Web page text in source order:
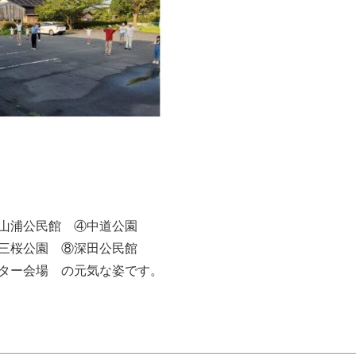
公民館 ④中道公園
桜公園 ⑧深田公民館
会場 の元気な姿です。